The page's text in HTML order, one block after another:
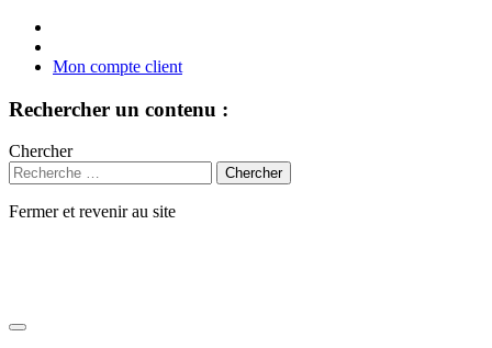
Mon compte client
Rechercher un contenu :
Chercher
Fermer et revenir au site